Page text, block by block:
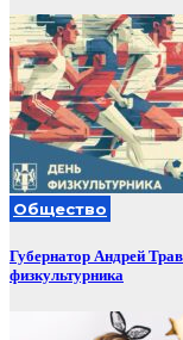
Общество
Губернатор Андрей
физкультурника